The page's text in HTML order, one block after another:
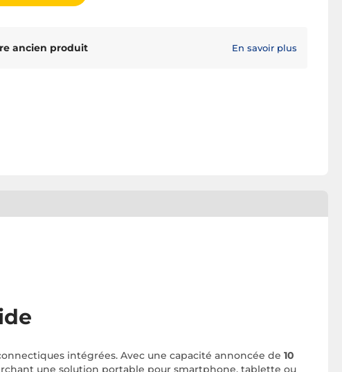
ancien produit En savoir plus
intégrées. Avec une capacité annoncée de 10
une solution portable pour smartphone, tablette ou